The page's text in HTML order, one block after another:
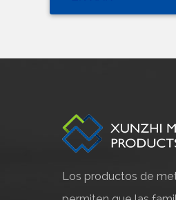
Los productos de